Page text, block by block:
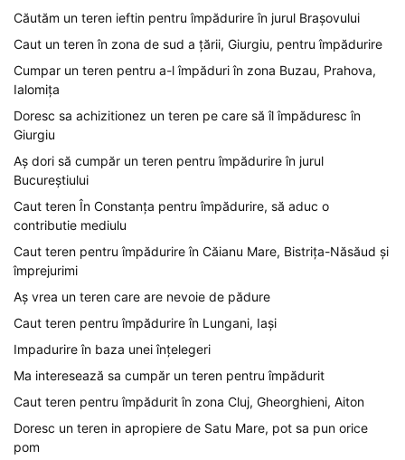
Căutăm un teren ieftin pentru împădurire în jurul Brașovului
Caut un teren în zona de sud a țării, Giurgiu, pentru împădurire
Cumpar un teren pentru a-l împăduri în zona Buzau, Prahova,
Ialomița
Doresc sa achizitionez un teren pe care să îl împăduresc în
Giurgiu
Aș dori să cumpăr un teren pentru împădurire în jurul
Bucureștiului
Caut teren În Constanța pentru împădurire, să aduc o
contributie mediulu
Caut teren pentru împădurire în Căianu Mare, Bistrița-Năsăud și
împrejurimi
Aș vrea un teren care are nevoie de pădure
Caut teren pentru împădurire în Lungani, Iași
Impadurire în baza unei înțelegeri
Ma interesează sa cumpăr un teren pentru împădurit
Caut teren pentru împădurit în zona Cluj, Gheorghieni, Aiton
Doresc un teren in apropiere de Satu Mare, pot sa pun orice
pom